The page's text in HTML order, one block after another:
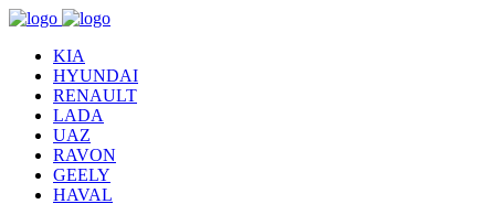
KIA
HYUNDAI
RENAULT
LADA
UAZ
RAVON
GEELY
HAVAL